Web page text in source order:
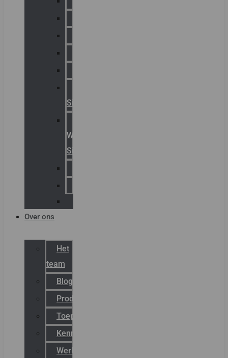
Signaling
Warning
Signals
Over ons
Het
team
Blog
Productnieuws
Toepassingen
Kenniscentrum
Werken